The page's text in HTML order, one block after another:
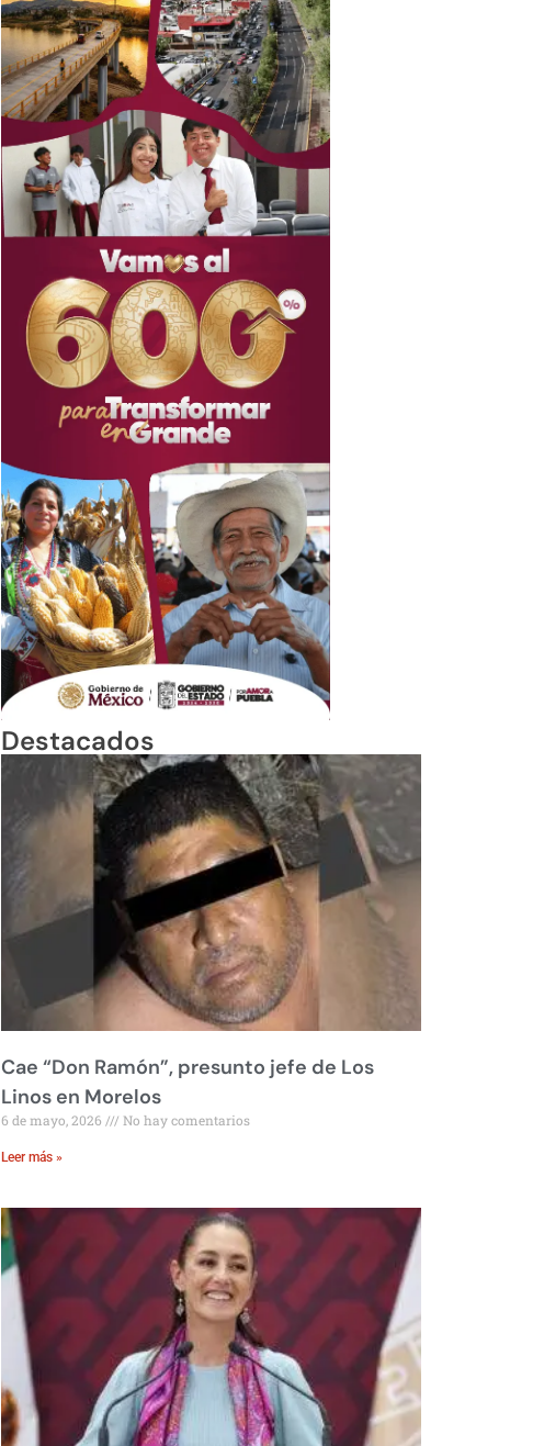
Destacados
Cae “Don Ramón”, presunto jefe de Los
Linos en Morelos
6 de mayo, 2026 No hay comentarios
Leer más »